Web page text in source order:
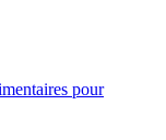
pour